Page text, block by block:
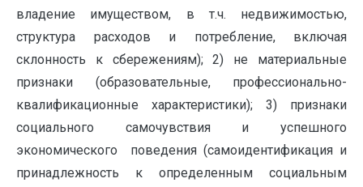
владение имуществом, в т.ч. недвижимостью,
структура расходов и потребление, включая
склонность к сбережениям); 2) не материальные
признаки (образовательные, профессионально-
квалификационные характеристики); 3) признаки
социального самочувствия и успешного
экономического поведения (самоидентификация и
принадлежность к определенным социальным